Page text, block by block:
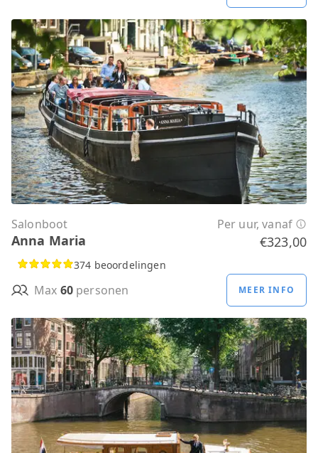
Salonboot Per uur, vanaf
Anna Maria €323,00
374 beoordelingen
Max 60personen MEER INFO